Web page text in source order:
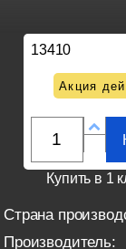
13410
Акция
Купить в 1
Страна
Производитель: